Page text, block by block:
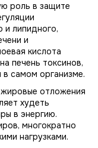
роль в защите
и липидного,
и
кислота
печень токсинов,
самом организме.
отложения
худеть
в энергию.
многократно
нагрузками.